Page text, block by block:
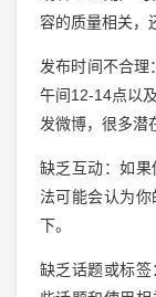
容的质量相关，
发布时间不合理
午间12-14点以
发微博，很多潜
缺乏互动：如
法可能会认为
下。
缺乏话题或标